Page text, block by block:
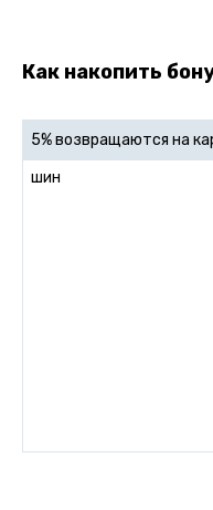
Как накопить
5% возвращаются на
шин